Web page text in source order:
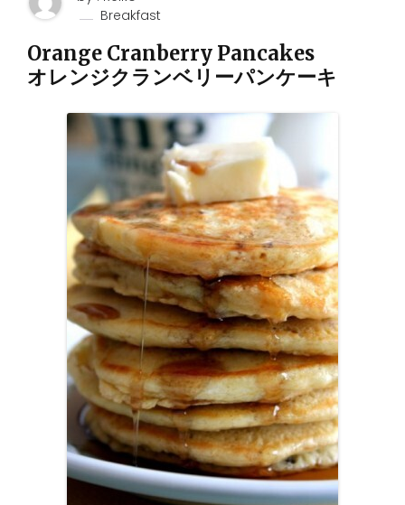
Breakfast
Orange Cranberry Pancakes
オレンジクランベリーパンケーキ